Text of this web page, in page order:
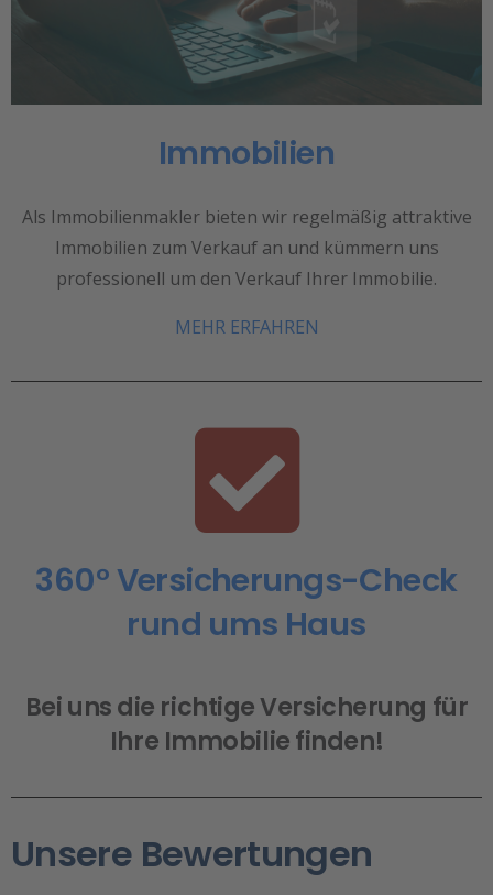
Immobilien
Als Immobilienmakler bieten wir regelmäßig attraktive
Immobilien zum Verkauf an und kümmern uns
professionell um den Verkauf Ihrer Immobilie.
MEHR ERFAHREN
360° Versicherungs-Check
rund ums Haus
Bei uns die richtige Versicherung für
Ihre Immobilie finden!
Unsere Bewertungen